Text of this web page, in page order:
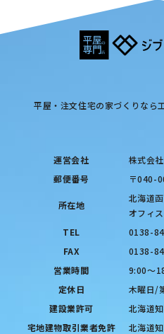
平屋・注文住宅の家づくりなら
運営会社
株式会
郵便番号
〒040-
所在地
北海道
オフィ
TEL
0138-
FAX
0138-
営業時間
9:00〜
定休日
木曜日/
建設業許可
北海道
宅地建物取引業者免許
北海道